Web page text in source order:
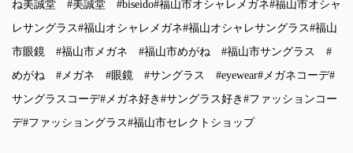
ね美誠堂
#美誠堂 #biseido#福山市オシャレメガネ#福山市オシャ
レサングラス#福山オシャレメガネ#福山オシャレサングラス#福山
市眼鏡
#福山市メガネ #福山市めがね #福山市サングラス
#
めがね
#メガネ #眼鏡 #サングラス #eyewear#メガネコーデ#
サングラスコーデ#メガネ好き #サングラス好き #ファッションコー
デ#ファッショングラス#福山市セレクトショップ